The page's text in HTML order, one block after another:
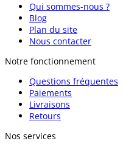
Qui sommes-nous ?
Blog
Plan du site
Nous contacter
Notre fonctionnement
Questions fréquentes
Paiements
Livraisons
Retours
Nos services